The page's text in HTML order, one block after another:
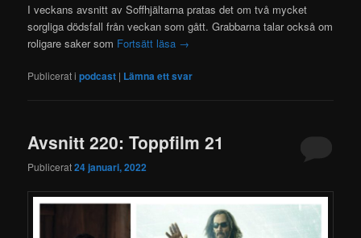
I veckans avsnitt av Soffhjältarna pratas det om två mycket
sorgliga dödsfall från veckan som gått. Grabbarna talar också om
roligare saker som Fortsätt läsa →
Publicerat i podcast | Lämna ett svar
Avsnitt 220: Toppfilm 21
Publicerat24 januari, 2022